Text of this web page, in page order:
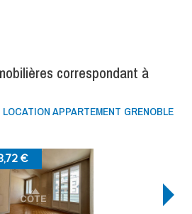
LOCATION APPARTEMENT GRENOBLE